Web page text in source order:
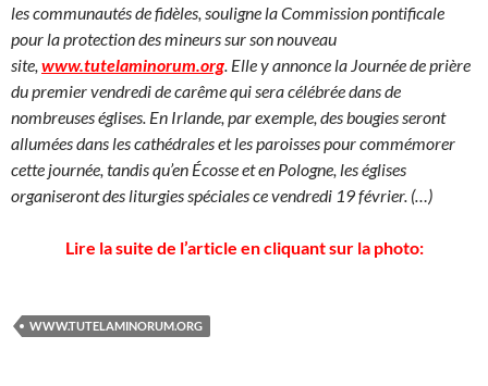
les communautés de fidèles, souligne la Commission pontificale
pour la protection des mineurs sur son nouveau
site, www.tutelaminorum.org. Elle y annonce la Journée de prière
du premier vendredi de carême qui sera célébrée dans de
nombreuses églises. En Irlande, par exemple, des bougies seront
allumées dans les cathédrales et les paroisses pour commémorer
cette journée, tandis qu’en Écosse et en Pologne, les églises
organiseront des liturgies spéciales ce vendredi 19 février. (…)
Lire la suite de l’article en cliquant sur la photo:
WWW.TUTELAMINORUM.ORG